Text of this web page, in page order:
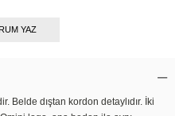
YAZ
Belde dıştan kordon detaylıdır. İki